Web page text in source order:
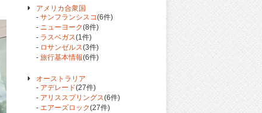
アメリカ合衆国
- サンフランシスコ(6件)
- ニューヨーク(8件)
- ラスベガス(1件)
- ロサンゼルス(3件)
- 旅行基本情報(6件)
オーストラリア
- アデレード(27件)
- アリススプリングス(6件)
- エアーズロック(27件)